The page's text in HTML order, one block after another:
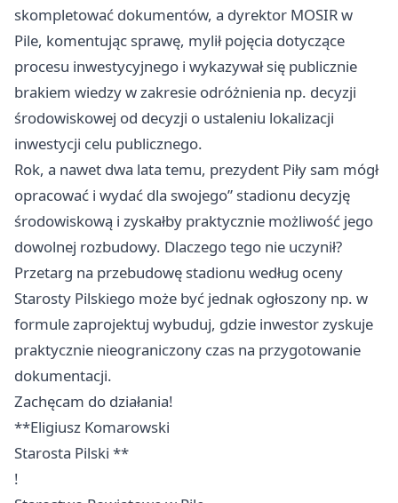
skompletować dokumentów, a dyrektor MOSIR w
Pile, komentując sprawę, mylił pojęcia dotyczące
procesu inwestycyjnego i wykazywał się publicznie
brakiem wiedzy w zakresie odróżnienia np. decyzji
środowiskowej od decyzji o ustaleniu lokalizacji
inwestycji celu publicznego.
Rok, a nawet dwa lata temu, prezydent Piły sam mógł
opracować i wydać dla swojego” stadionu decyzję
środowiskową i zyskałby praktycznie możliwość jego
dowolnej rozbudowy. Dlaczego tego nie uczynił?
Przetarg na przebudowę stadionu według oceny
Starosty Pilskiego może być jednak ogłoszony np. w
formule zaprojektuj wybuduj, gdzie inwestor zyskuje
praktycznie nieograniczony czas na przygotowanie
dokumentacji.
Zachęcam do działania!
**Eligiusz Komarowski
Starosta Pilski **
!